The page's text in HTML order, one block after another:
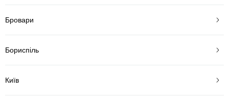
Бровари
Бориспіль
Київ